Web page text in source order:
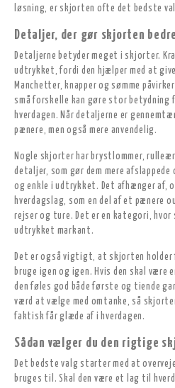
løsning, er skjorten ofte det bedste
Detaljer, der gør skjorten bedre
Detaljerne betyder meget i skjorter.
udtrykket, fordi den hjælper med at
Manchetter, knapper og sømme
små forskelle kan gøre stor betydning
hverdagen. Når detaljerne er
pænere, men også mere anvendelig.
Nogle skjorter har brystlommer,
detaljer, som gør dem mere
og enkle i udtrykket. Det afhænger af,
hverdagslag, som en del af et pænere
rejser og ture. Det er en kategori,
udtrykket markant.
Det er også vigtigt, at skjorten holder
bruge igen og igen. Hvis den skal være
den føles god både første og tiende
værd at vælge med omtanke, så
faktisk får glæde af i hverdagen.
Sådan vælger du den rigtige
Det bedste valg starter med at
bruges til. Skal den være et lag til